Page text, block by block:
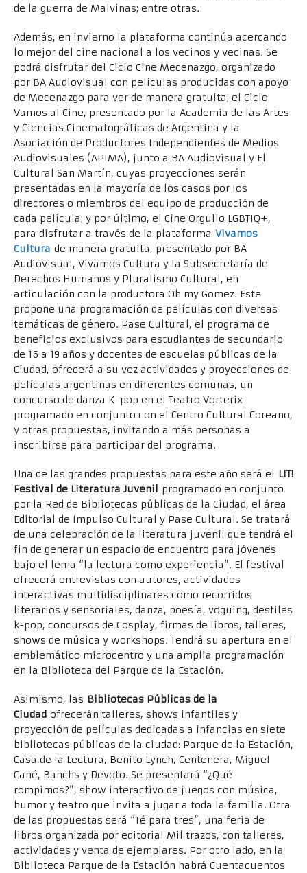
de la guerra de Malvinas; entre otras.
Además, en invierno la plataforma continúa acercando
lo mejor del cine nacional a los vecinos y vecinas. Se
podrá disfrutar del Ciclo Cine Mecenazgo, organizado
por BA Audiovisual con películas producidas con apoyo
de Mecenazgo para ver de manera gratuita; el Ciclo
Vamos al Cine, presentado por la Academia de las Artes
y Ciencias Cinematográficas de Argentina y la
Asociación de Productores Independientes de Medios
Audiovisuales (APIMA), junto a BA Audiovisual y El
Cultural San Martín, cuyas proyecciones serán
presentadas en la mayoría de los casos por los
directores o miembros del equipo de producción de
cada película; y por último, el Cine Orgullo LGBTIQ+,
para disfrutar a través de la plataforma Vivamos
Cultura de manera gratuita, presentado por BA
Audiovisual, Vivamos Cultura y la Subsecretaría de
Derechos Humanos y Pluralismo Cultural, en
articulación con la productora Oh my Gomez. Este
propone una programación de películas con diversas
temáticas de género. Pase Cultural, el programa de
beneficios exclusivos para estudiantes de secundario
de 16 a 19 años y docentes de escuelas públicas de la
Ciudad, ofrecerá a su vez actividades y proyecciones de
películas argentinas en diferentes comunas, un
concurso de danza K-pop en el Teatro Vorterix
programado en conjunto con el Centro Cultural Coreano,
y otras propuestas, invitando a más personas a
inscribirse para participar del programa.
Una de las grandes propuestas para este año será el LIT!
Festival de Literatura Juvenil programado en conjunto
por la Red de Bibliotecas públicas de la Ciudad, el área
Editorial de Impulso Cultural y Pase Cultural. Se tratará
de una celebración de la literatura juvenil que tendrá el
fin de generar un espacio de encuentro para jóvenes
bajo el lema “la lectura como experiencia”. El festival
ofrecerá entrevistas con autores, actividades
interactivas multidisciplinares como recorridos
literarios y sensoriales, danza, poesía, voguing, desfiles
k-pop, concursos de Cosplay, firmas de libros, talleres,
shows de música y workshops. Tendrá su apertura en el
emblemático microcentro y una amplia programación
en la Biblioteca del Parque de la Estación.
Asimismo, las Bibliotecas Públicas de la
Ciudad ofrecerán talleres, shows infantiles y
proyección de películas dedicadas a infancias en siete
bibliotecas públicas de la ciudad: Parque de la Estación,
Casa de la Lectura, Benito Lynch, Centenera, Miguel
Cané, Banchs y Devoto. Se presentará “¿Qué
rompimos?”, show interactivo de juegos con música,
humor y teatro que invita a jugar a toda la familia. Otra
de las propuestas será “Té para tres”, una feria de
libros organizada por editorial Mil trazos, con talleres,
actividades y venta de ejemplares. Por otro lado, en la
Biblioteca Parque de la Estación habrá Cuentacuentos